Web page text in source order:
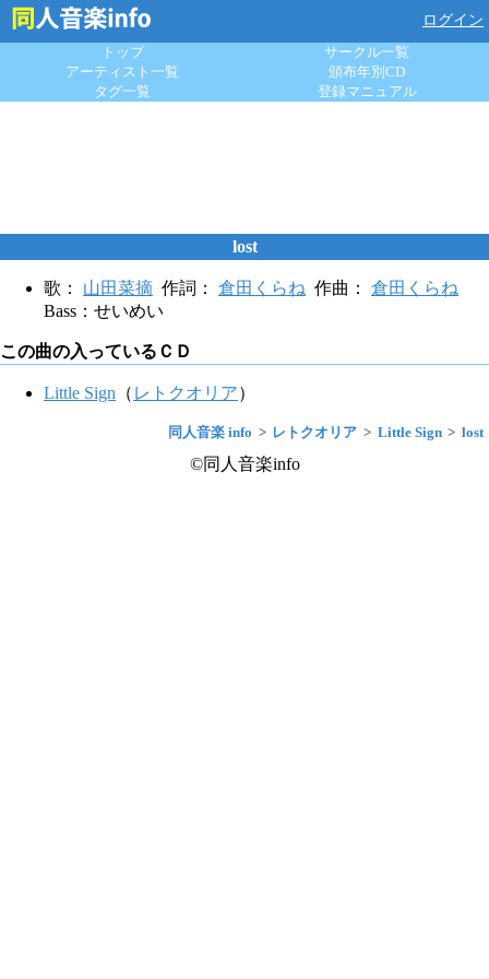
ログイン
トップ
サークル一覧
アーティスト一覧
頒布年別CD
タグ一覧
登録マニュアル
lost
歌： 山田菜摘 作詞： 倉田くらね 作曲： 倉田くらね
Bass：せいめい
この曲の入っているＣＤ
Little Sign （ レトクオリア）
同人音楽 info レトクオリア Little Sign lost
©同人音楽info